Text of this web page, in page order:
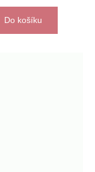
Do košíku